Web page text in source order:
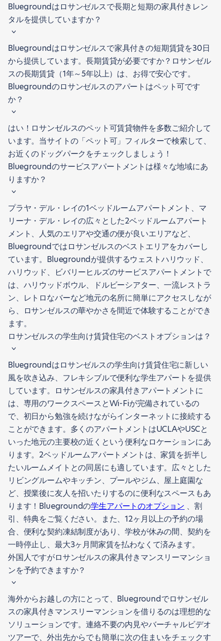
Bluegroundはロサンゼルスで長期と短期の家具付きレン
タルを提供していますか？
Bluegroundはロサンゼルスで家具付きの短期賃貸を30日
から提供しています。長期賃貸が必要ですか？ロサンゼル
スの長期賃貸（1年～5年以上）は、お得で安心です。
Bluegroundのロサンゼルスのアパートはペット可です
か？
はい！ロサンゼルスのペット可賃貸物件を多数ご紹介して
います。当サイトの「ペット可」フィルターで検索して、
お近くのドッグパークをチェックしましょう！
Bluegroundのサービスアパートメントは様々な地域にあ
りますか？
プラヤ・デル・レイの1ベッドルームアパートメント、マ
リーナ・デル・レイの広々とした2ベッドルームアパート
メント、人気のエリアや交通の便が良いエリアなど、
Bluegroundではロサンゼルスのベストエリアをカバーし
ています。Bluegroundが提供するウェストハリウッド、
ハリウッド、ビバリーヒルズのサービスアパートメントで
は、ハリウッドボウル、ドルビーシアター、一流レストラ
ン、レトロなバーなど地元の名所に簡単にアクセスしなが
ら、ロサンゼルスの華やかさを間近で体験することができ
ます。
ロサンゼルスの学生向け賃貸住宅のベストオプションは？
Bluegroundはロサンゼルスの学生向け賃貸住宅に新しい
風を吹き込み、フレキシブルで便利な学生アパートを提供
しています。ロサンゼルスの家具付きアパートメントに
は、専用のワークスペースとWi-Fiが完備されているの
で、初日から勉強を続けながらインターネットに接続する
ことができます。多くのアパートメントはUCLAやUSCと
いった地元の主要校の近くという便利なロケーションにあ
ります。2ベッドルームアパートメントは、家賃を折半し
たいルームメイトとの同居にも適しています。広々とした
リビングルームやキッチン、プールやジム、屋上庭園な
ど、授業後に友人を招いたりするのに便利なスペースもあ
ります！Bluegroundの学生アパートのオプション 、割
引、特典をご覧ください。また、12ヶ月以上の予約の場
合、便利な契約凍結制度があり、学校が休みの間、契約を
一時停止し、最大3ヶ月間家賃を払わなくて済みます。
外国人ですがロサンゼルスの家具付きマンスリーマンショ
ンを予約できますか？
海外からお越しの方にとって、Bluegroundでロサンゼル
スの家具付きマンスリーマンションを借りるのは理想的な
ソリューションです。連絡不要の内見やバーチャルビデオ
ツアーで、外出先からでも簡単に次の住まいをチェックす